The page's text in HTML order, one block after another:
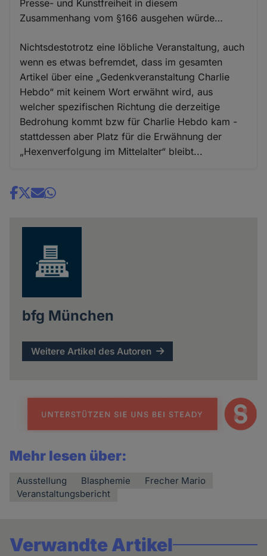
Presse- und Kunstfreiheit in diesem
Zusammenhang vom §166 ausgehen würde…
Nichtsdestotrotz eine löbliche Veranstaltung, auch
wenn es etwas befremdet, dass im gesamten
Artikel über eine „Gedenkveranstaltung Charlie
Hebdo“ mit keinem Wort erwähnt wird, aus
welcher spezifischen Richtung die derzeitige
Bedrohung kommt bzw für Charlie Hebdo kam -
stattdessen aber Platz für die Erwähnung der
„Hexenverfolgung im Mittelalter“ bleibt...
Share
bfg München
Weitere Artikel des Autoren
Mehr lesen über:
Ausstellung Blasphemie
Frecher Mario
Veranstaltungsbericht
Verwandte Artikel